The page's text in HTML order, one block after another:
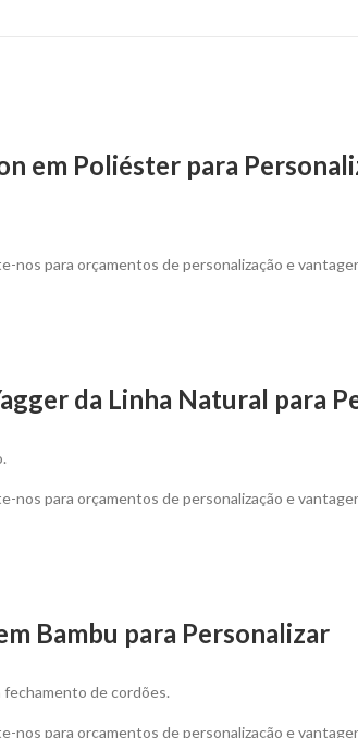
em Poliéster para
nos para orçamentos de personalização e
da Linha Natural para
nos para orçamentos de personalização e
Bambu para Personalizar
de cordões.
nos para orçamentos de personalização e